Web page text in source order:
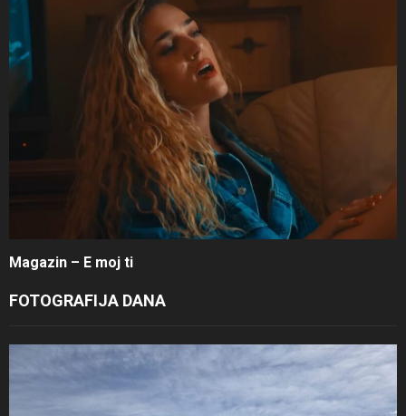
Magazin – E moj ti
FOTOGRAFIJA DANA